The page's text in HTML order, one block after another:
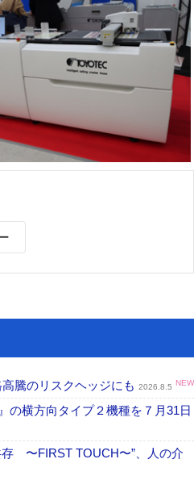
騰のリスクヘッジにも 2026.8.5 NEW
横方向タイプ２機種を７月31日
存 〜FIRST TOUCH〜”、人の介